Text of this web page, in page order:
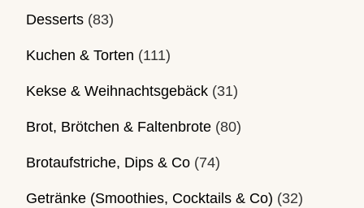
Desserts (83)
Kuchen & Torten (111)
Kekse & Weihnachtsgebäck (31)
Brot, Brötchen & Faltenbrote (80)
Brotaufstriche, Dips & Co (74)
Getränke (Smoothies, Cocktails & Co) (32)